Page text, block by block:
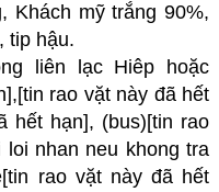
Khách mỹ trắng 90%,
tip hậu.
liên lạc Hiêp hoặc
rao vặt này đã hết
hết hạn], (bus)[tin rao
nhan neu khong tra
rao vặt này đã hết